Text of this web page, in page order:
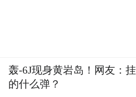
轰-6J现身黄岩岛！网友：挂
的什么弹？